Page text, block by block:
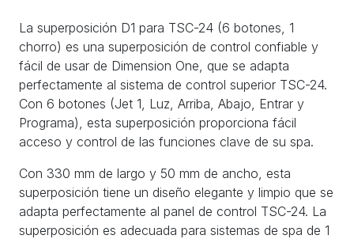
La superposición D1 para TSC-24 (6 botones, 1
chorro) es una superposición de control confiable y
fácil de usar de Dimension One, que se adapta
perfectamente al sistema de control superior TSC-24.
Con 6 botones (Jet 1, Luz, Arriba, Abajo, Entrar y
Programa), esta superposición proporciona fácil
acceso y control de las funciones clave de su spa.
Con 330 mm de largo y 50 mm de ancho, esta
superposición tiene un diseño elegante y limpio que se
adapta perfectamente al panel de control TSC-24. La
superposición es adecuada para sistemas de spa de 1